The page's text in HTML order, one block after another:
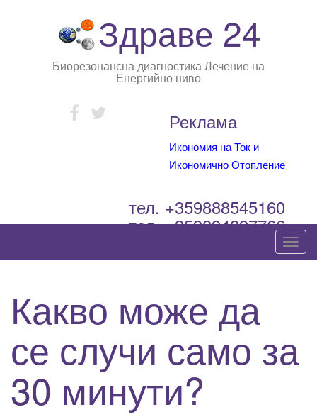
Здраве 24
Биорезонансна диагностика Лечение на
Енергийно ниво
Реклама
Икономия на Ток и
Икономично Отопление
тел. +359888545160
тел. +359894897766
T
o
n
a
Какво може да
се случи само за
30 минути?